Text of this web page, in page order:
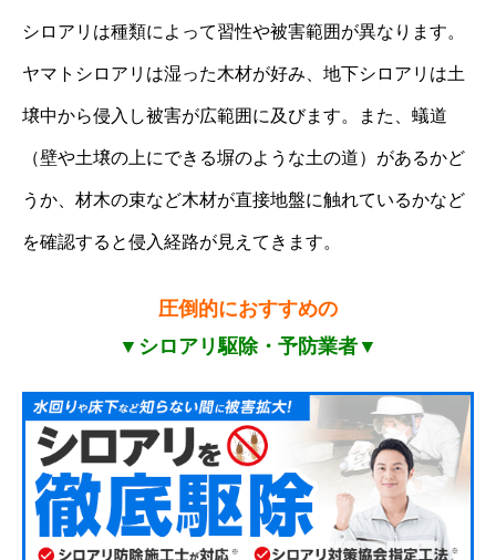
シロアリは種類によって習性や被害範囲が異なります。
ヤマトシロアリは湿った木材が好み、地下シロアリは土
壌中から侵入し被害が広範囲に及びます。また、蟻道
（壁や土壌の上にできる塀のような土の道）があるかど
うか、材木の束など木材が直接地盤に触れているかなど
を確認すると侵入経路が見えてきます。
圧倒的におすすめの
▼シロアリ駆除・予防業者▼